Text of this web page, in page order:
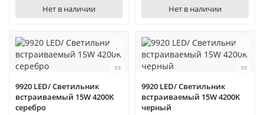
Нет в наличии Нет в наличии
9920 LED/ Светильник
встраиваемый 15W 4200K
серебро
9920 LED/ Светильник
встраиваемый 15W 4200K
черный